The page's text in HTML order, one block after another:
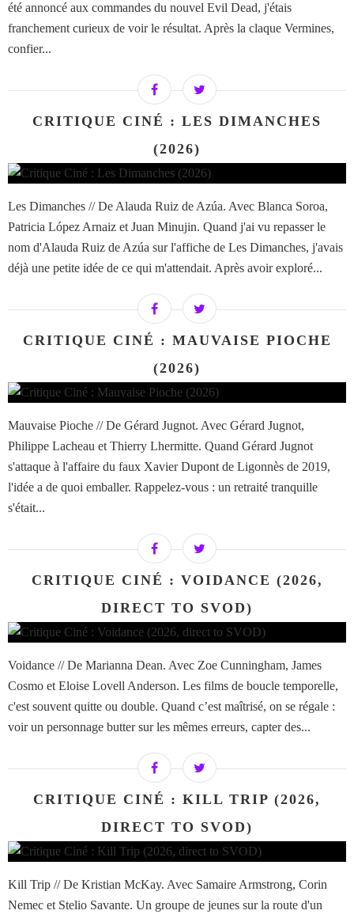
été annoncé aux commandes du nouvel Evil Dead, j'étais
franchement curieux de voir le résultat. Après la claque Vermines,
confier...
CRITIQUE CINÉ : LES DIMANCHES
(2026)
Les Dimanches // De Alauda Ruiz de Azúa. Avec Blanca Soroa,
Patricia López Arnaiz et Juan Minujin. Quand j'ai vu repasser le
nom d'Alauda Ruiz de Azúa sur l'affiche de Les Dimanches, j'avais
déjà une petite idée de ce qui m'attendait. Après avoir exploré...
CRITIQUE CINÉ : MAUVAISE PIOCHE
(2026)
Mauvaise Pioche // De Gérard Jugnot. Avec Gérard Jugnot,
Philippe Lacheau et Thierry Lhermitte. Quand Gérard Jugnot
s'attaque à l'affaire du faux Xavier Dupont de Ligonnès de 2019,
l'idée a de quoi emballer. Rappelez-vous : un retraité tranquille
s'était...
CRITIQUE CINÉ : VOIDANCE (2026,
DIRECT TO SVOD)
Voidance // De Marianna Dean. Avec Zoe Cunningham, James
Cosmo et Eloise Lovell Anderson. Les films de boucle temporelle,
c'est souvent quitte ou double. Quand c’est maîtrisé, on se régale :
voir un personnage butter sur les mêmes erreurs, capter des...
CRITIQUE CINÉ : KILL TRIP (2026,
DIRECT TO SVOD)
Kill Trip // De Kristian McKay. Avec Samaire Armstrong, Corin
Nemec et Stelio Savante. Un groupe de jeunes sur la route d'un